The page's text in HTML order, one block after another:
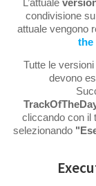
L’attuale
condivisione
attuale vengono
the
Tutte le
devono
cliccando con il
selezionando